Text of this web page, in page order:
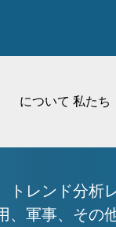
について 私たち
レンド分析
軍事、その